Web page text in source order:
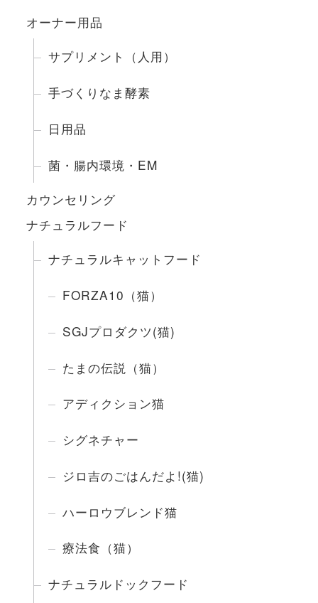
オーナー用品
サプリメント（人用）
手づくりなま酵素
日用品
菌・腸内環境・EM
カウンセリング
ナチュラルフード
ナチュラルキャットフード
FORZA10（猫）
SGJプロダクツ(猫)
たまの伝説（猫）
アディクション猫
シグネチャー
ジロ吉のごはんだよ!(猫)
ハーロウブレンド猫
療法食（猫）
ナチュラルドックフード